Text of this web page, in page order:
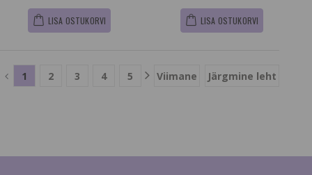
LISA OSTUKORVI LISA OSTUKORVI
1 2 3 4 5 Viimane Järgmine leht